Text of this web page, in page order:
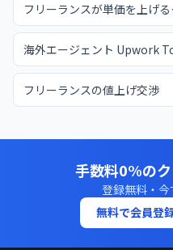
海外エージェント Upwork
フリーランスの値上げ交渉
手数料0%の
登録無料・
無料で会員登